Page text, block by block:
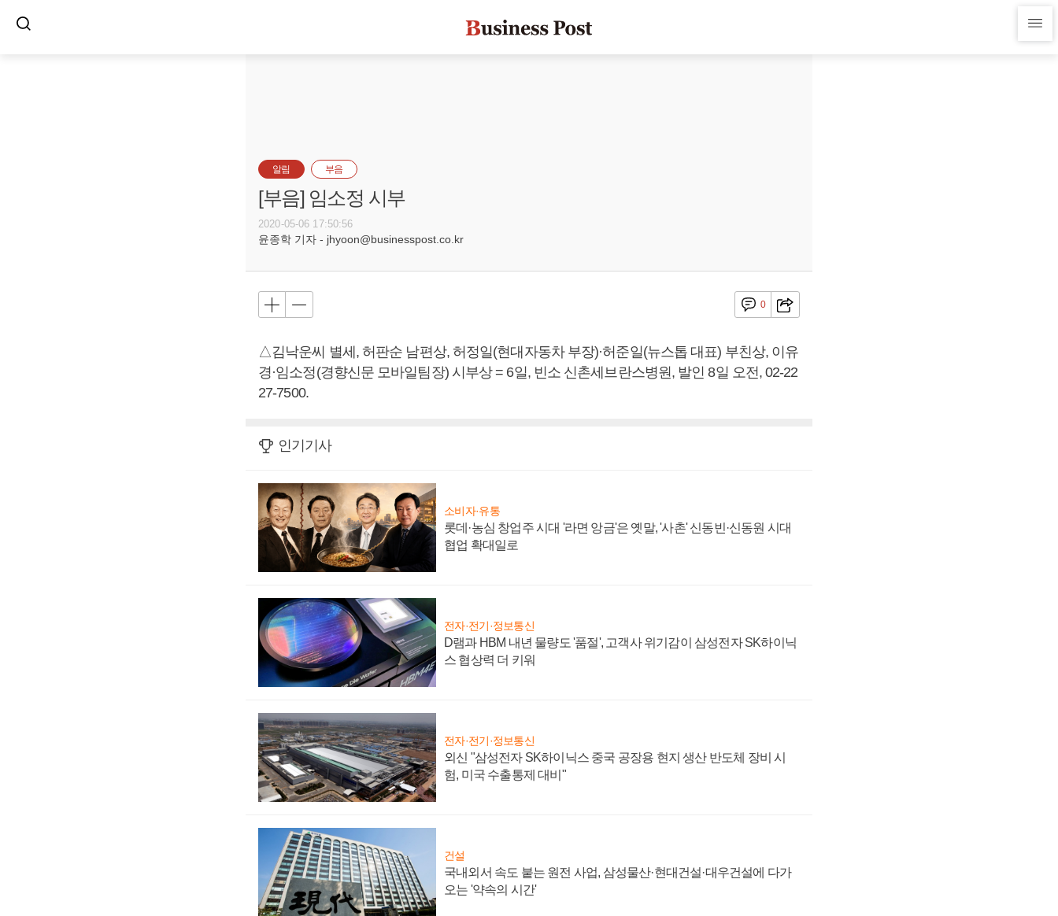
알림 부음
[부음] 임소정 시부
2020-05-06 17:50:56
윤종학 기자 - jhyoon@businesspost.co.kr
0
△김낙운씨 별세, 허판순 남편상, 허정일(현대자동차 부장)·허준일(뉴스톱 대표) 부친상, 이유
경·임소정(경향신문 모바일팀장) 시부상 = 6일, 빈소 신촌세브란스병원, 발인 8일 오전, 02-22
27-7500.
인기기사
소비자·유통
롯데·농심 창업주 시대 '라면 앙금'은 옛말, '사촌' 신동빈·신동원 시대
협업 확대일로
전자·전기·정보통신
D램과 HBM 내년 물량도 '품절', 고객사 위기감이 삼성전자 SK하이닉
스 협상력 더 키워
전자·전기·정보통신
외신 "삼성전자 SK하이닉스 중국 공장용 현지 생산 반도체 장비 시
험, 미국 수출통제 대비"
건설
국내외서 속도 붙는 원전 사업, 삼성물산·현대건설·대우건설에 다가
오는 '약속의 시간'